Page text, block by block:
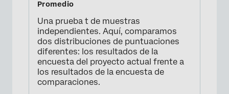
Una prueba t de muestras
independientes. Aquí, comparamos
dos distribuciones de puntuaciones
diferentes: los resultados de la
encuesta del proyecto actual frente a
los resultados de la encuesta de
comparaciones.